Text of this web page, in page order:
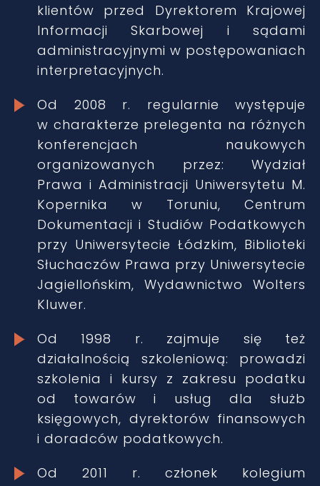
klientów przed Dyrektorem Krajowej
Informacji Skarbowej i sądami
administracyjnymi w postępowaniach
interpretacyjnych.
Od 2008 r. regularnie występuje
w charakterze prelegenta na różnych
konferencjach naukowych
organizowanych przez: Wydział
Prawa i Administracji Uniwersytetu M.
Kopernika w Toruniu, Centrum
Dokumentacji i Studiów Podatkowych
przy Uniwersytecie Łódzkim, Biblioteki
Słuchaczów Prawa przy Uniwersytecie
Jagiellońskim, Wydawnictwo Wolters
Kluwer.
Od 1998 r. zajmuje się też
działalnością szkoleniową: prowadzi
szkolenia i kursy z zakresu podatku
od towarów i usług dla służb
księgowych, dyrektorów finansowych
i doradców podatkowych.
Od 2011 r. członek kolegium